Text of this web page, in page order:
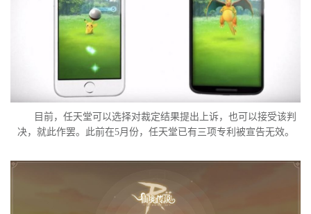
目前，任天堂可以选择对裁定结果提出上诉，也可以接受该判
决，就此作罢。此前在5月份，任天堂已有三项专利被宣告无效。